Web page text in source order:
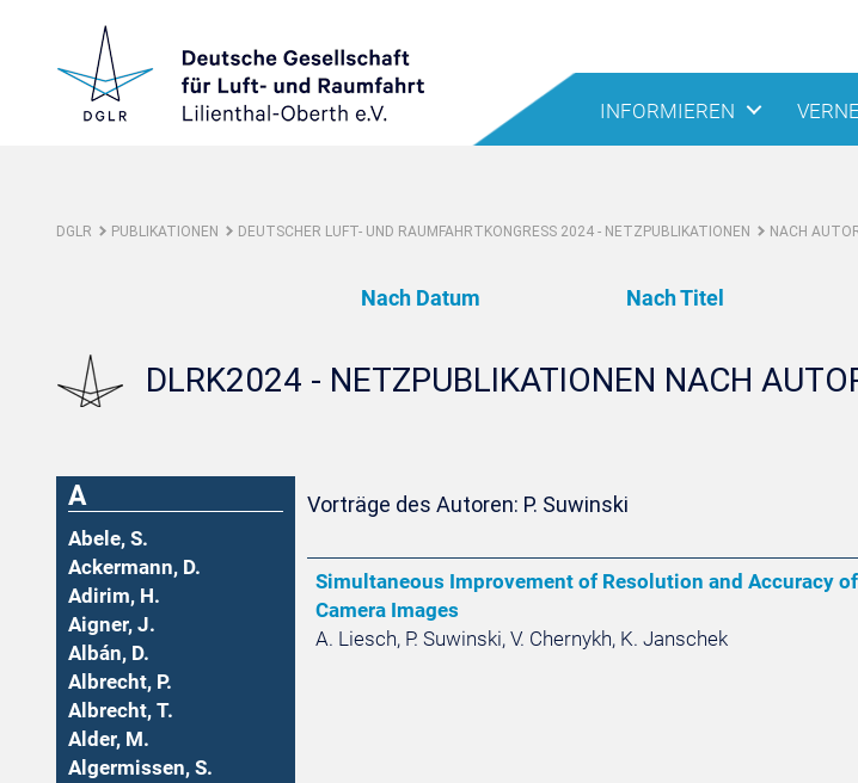
INFORMIEREN
DGLR PUBLIKATIONEN DEUTSCHER LUFT- UND RAUMFAHRTKONGRESS 2024 - NETZPUBLIKATIONEN NACH
Nach Datum Nach Titel
DLRK2024 - NETZPUBLIKATIONEN NACH
A
Abele, S.
Ackermann, D.
Adirim, H.
Aigner, J.
Albán, D.
Albrecht, P.
Albrecht, T.
Alder, M.
Algermissen, S.
Vorträge des Autoren: P. Suwinski
Simultaneous Improvement of Resolution and Accuracy
Camera Images
A. Liesch, P. Suwinski, V. Chernykh, K. Janschek